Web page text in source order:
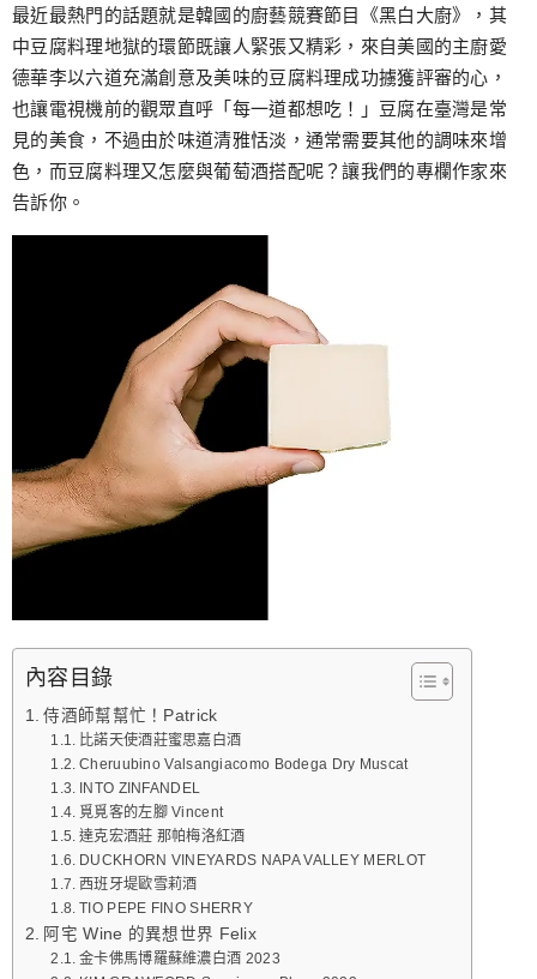
跳
至
主
要
內
容
最近最熱門的話題就是韓國的廚藝競賽節目《黑白大廚》，其
中豆腐料理地獄的環節既讓人緊張又精彩，來自美國的主廚愛
德華李以六道充滿創意及美味的豆腐料理成功擄獲評審的心，
也讓電視機前的觀眾直呼「每一道都想吃！」豆腐在臺灣是常
見的美食，不過由於味道清雅恬淡，通常需要其他的調味來增
色，而豆腐料理又怎麼與葡萄酒搭配呢？讓我們的專欄作家來
告訴你。
內容目錄
侍酒師幫幫忙！Patrick
比諾天使酒莊蜜思嘉白酒
Cheruubino Valsangiacomo Bodega Dry Muscat
INTO ZINFANDEL
覓覓客的左腳 Vincent
達克宏酒莊 那帕梅洛紅酒
DUCKHORN VINEYARDS NAPA VALLEY MERLOT
西班牙堤歐雪莉酒
TIO PEPE FINO SHERRY
阿宅 Wine 的異想世界 Felix
金卡佛馬博羅蘇維濃白酒 2023